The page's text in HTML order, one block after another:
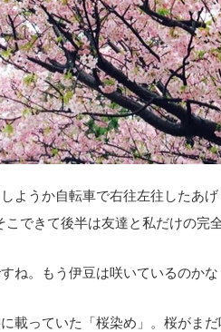
ようか自転車で右往左往したあ
できて後半は友達と私だけの完
ね。もう伊豆は咲いているのかな
載っていた「桜染め」。桜がま